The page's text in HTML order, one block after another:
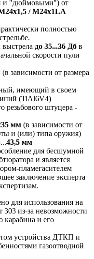
и "дюймовыми") от
/ М24х1LA
полностью
до 35...36 Дб в
скорости пули
(в зависимости от размера
имеющий в своем
(TiAl6V4)
резьбового штуцера -
мм (в зависимости от
и (или) типа оружия)
...43,5 мм
для бесшумной
и является
пламегасителем
заключение эксперта
для использования на
303 из-за невозможности
карабина и его
устройства ДТКП и
газоотводной